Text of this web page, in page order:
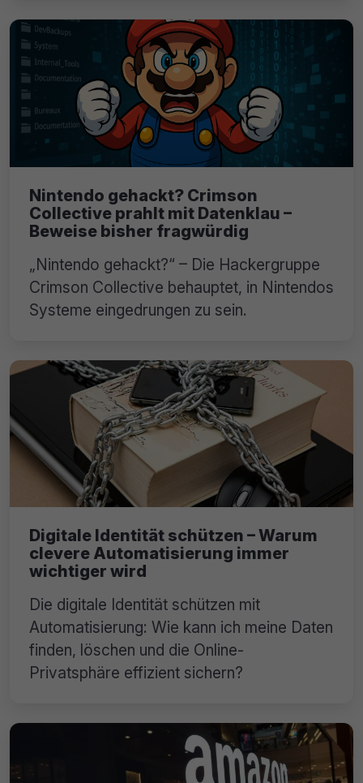
Nintendo gehackt? Crimson
Collective prahlt mit Datenklau –
Beweise bisher fragwürdig
„Nintendo gehackt?“ – Die Hackergruppe
Crimson Collective behauptet, in Nintendos
Systeme eingedrungen zu sein.
Digitale Identität schützen – Warum
clevere Automatisierung immer
wichtiger wird
Die digitale Identität schützen mit
Automatisierung: Wie kann ich meine Daten
finden, löschen und die Online-
Privatsphäre effizient sichern?